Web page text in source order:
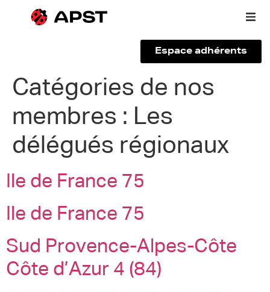
Qui sommes-nous ?
Vous êtes un voyageur
Adhérer à l’APST
Actualités
Espace adhérents
Catégories de nos
membres : Les
délégués régionaux
Ile de France 75
Ile de France 75
Sud Provence-Alpes-Côte
Côte d’Azur 4 (84)